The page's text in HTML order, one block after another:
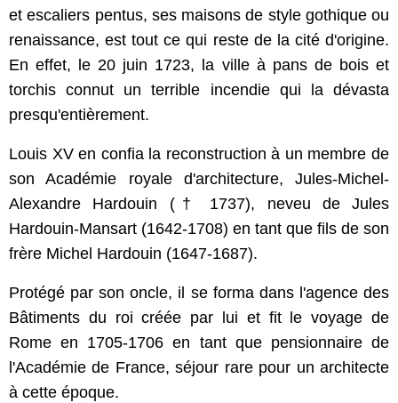
et escaliers pentus, ses maisons de style gothique ou
renaissance, est tout ce qui reste de la cité d'origine.
En effet, le 20 juin 1723, la ville à pans de bois et
torchis connut un terrible incendie qui la dévasta
presqu'entièrement.
Louis XV en confia la reconstruction à un membre de
son Académie royale d'architecture, Jules-Michel-
Alexandre Hardouin († 1737), neveu de Jules
Hardouin-Mansart (1642-1708) en tant que fils de son
frère Michel Hardouin (1647-1687).
Protégé par son oncle, il se forma dans l'agence des
Bâtiments du roi créée par lui et fit le voyage de
Rome en 1705-1706 en tant que pensionnaire de
l'Académie de France, séjour rare pour un architecte
à cette époque.